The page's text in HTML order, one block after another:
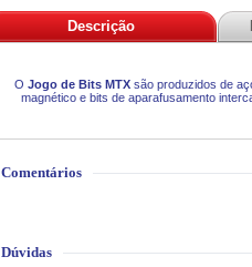
Descrição
O Jogo de Bits MTX são produzidos de
magnético e bits de aparafusamento
Comentários
Dúvidas